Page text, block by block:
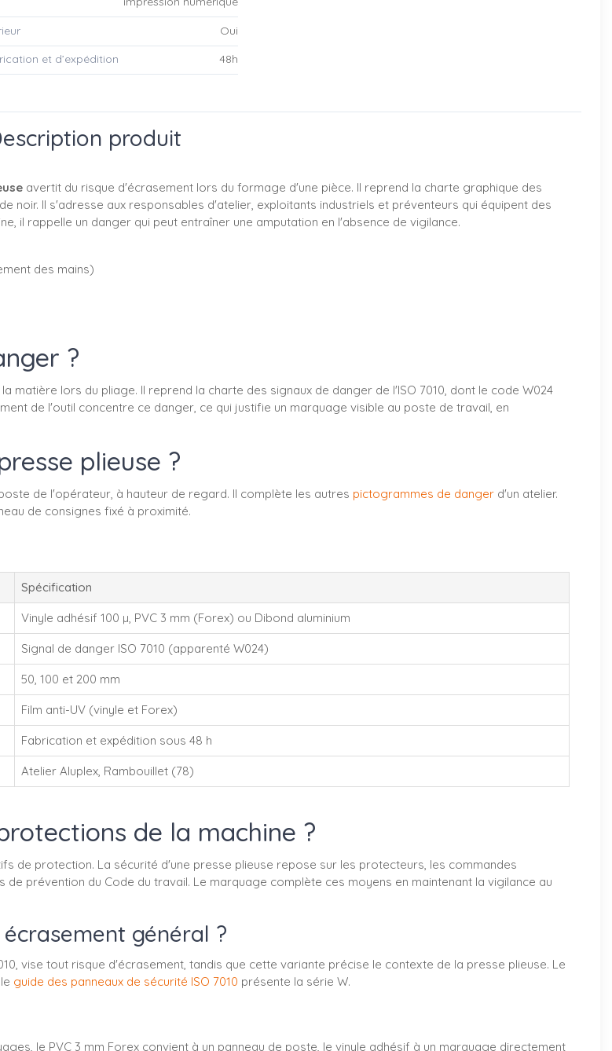
Oui
et d’expédition 48h
produit
avertit du risque d'écrasement lors du formage d'une pièce. Il reprend la charte graphique des
noir. Il s'adresse aux responsables d'atelier, exploitants industriels et préventeurs qui équipent des
il rappelle un danger qui peut entraîner une amputation en l'absence de vigilance.
des mains)
?
matière lors du pliage. Il reprend la charte des signaux de danger de l'ISO 7010, dont le code W024
de l'outil concentre ce danger, ce qui justifie un marquage visible au poste de travail, en
plieuse ?
de l'opérateur, à hauteur de regard. Il complète les autres pictogrammes de danger d'un atelier.
de consignes fixé à proximité.
Spécification
Vinyle adhésif 100 µ, PVC 3 mm (Forex) ou Dibond aluminium
Signal de danger ISO 7010 (apparenté W024)
50, 100 et 200 mm
Film anti-UV (vinyle et Forex)
Fabrication et expédition sous 48 h
Atelier Aluplex, Rambouillet (78)
de la machine ?
de protection. La sécurité d'une presse plieuse repose sur les protecteurs, les commandes
prévention du Code du travail. Le marquage complète ces moyens en maintenant la vigilance au
général ?
vise tout risque d'écrasement, tandis que cette variante précise le contexte de la presse plieuse. Le
guide des panneaux de sécurité ISO 7010 présente la série W.
le PVC 3 mm Forex convient à un panneau de poste, le vinyle adhésif à un marquage directement